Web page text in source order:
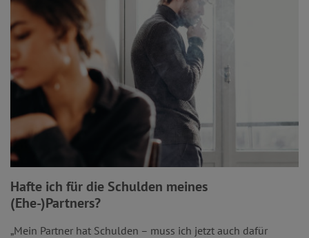
Hafte ich für die Schulden meines
(Ehe-)Partners?
„Mein Partner hat Schulden – muss ich jetzt auch dafür